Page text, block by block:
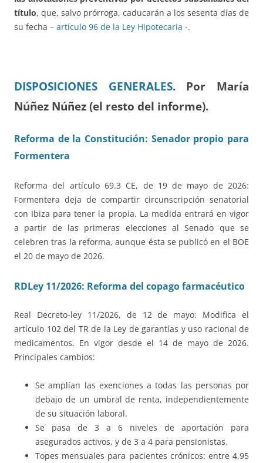
título, que, salvo prórroga, caducarán a los sesenta días de
su fecha – artículo 96 de la Ley Hipotecaria -.
DISPOSICIONES GENERALES. Por María
Núñez Núñez (el resto del informe).
Reforma de la Constitución: Senador propio para
Formentera
Reforma del artículo 69.3 CE, de 19 de mayo de 2026:
Formentera deja de compartir circunscripción senatorial
con Ibiza para tener la propia. La medida entrará en vigor
a partir de las primeras elecciones al Senado que se
celebren tras la reforma, aunque ésta se publicó en el BOE
el 20 de mayo de 2026.
RDLey 11/2026: Reforma del copago farmacéutico
Real Decreto-ley 11/2026, de 12 de mayo: Modifica el
artículo 102 del TR de la Ley de garantías y uso racional de
medicamentos. En vigor desde el 14 de mayo de 2026.
Principales cambios:
Se amplían las exenciones a todas las personas por
debajo de un umbral de renta, independientemente
de su situación laboral.
Se pasa de 3 a 6 niveles de aportación para
asegurados activos, y de 3 a 4 para pensionistas.
Topes mensuales para pacientes crónicos: entre 4,95